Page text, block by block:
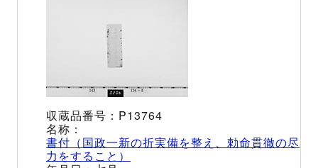
P13764
書付（国政一新の折実備を整え、勅命貫徹の尽
力をすること）